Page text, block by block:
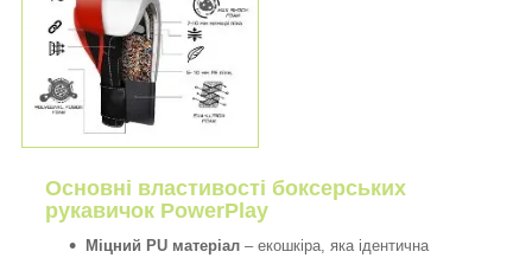
Основні властивості боксерських
рукавичок PowerPlay
Міцний PU матеріал – екошкіра, яка ідентична